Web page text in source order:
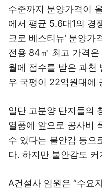
수준까지 분양가격이
에서 평균 5.6대1의 경
크로 베스티뉴’ 분양
전용 84㎡ 최고 가격
월에 접수를 받은 과천
우 국평이 22억원대에
일단 고분양 단지들의
열풍에 앞으로 공사비
수 있다는 불안감 등으
다. 하지만 불안감도
A건설사 임원은 “수요